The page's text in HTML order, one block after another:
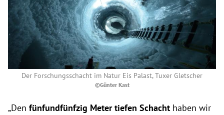
Der Forschungsschacht im Natur Eis Palast, Tuxer Gletscher
©Günter Kast
„Den fünfundfünfzig Meter tiefen Schacht haben wir